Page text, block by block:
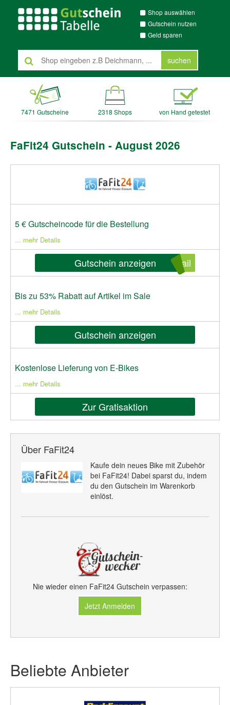
Shop auswählen
Gutschein nutzen
Geld sparen
suchen
7471 Gutscheine 2318 Shops von Hand getestet
FaFit24 Gutschein - August 2026
5 € Gutscheincode für die Bestellung
... mehr Details
Gutschein anzeigen ail
Bis zu 53% Rabatt auf Artikel im Sale
... mehr Details
Gutschein anzeigen
Kostenlose Lieferung von E-Bikes
... mehr Details
Zur Gratisaktion
Über FaFit24
Kaufe dein neues Bike mit Zubehör
bei FaFit24! Dabei sparst du, indem
du den Gutschein im Warenkorb
einlöst.
Nie wieder einen FaFit24 Gutschein verpassen:
Jetzt Anmelden
Beliebte Anbieter